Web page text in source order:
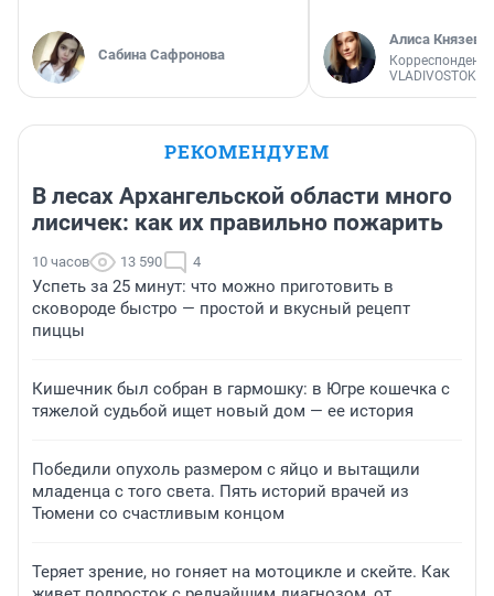
Сабина Сафронова
Алиса Князева
Корреспондент
РЕКОМЕНДУЕМ
В лесах Архангельской области много
лисичек: как их правильно пожарить
10 часов 13 590 4
Успеть за 25 минут: что можно приготовить в
сковороде быстро — простой и вкусный рецепт
пиццы
Кишечник был собран в гармошку: в Югре кошечка с
тяжелой судьбой ищет новый дом — ее история
Победили опухоль размером с яйцо и вытащили
младенца с того света. Пять историй врачей из
Тюмени со счастливым концом
Теряет зрение, но гоняет на мотоцикле и скейте. Как